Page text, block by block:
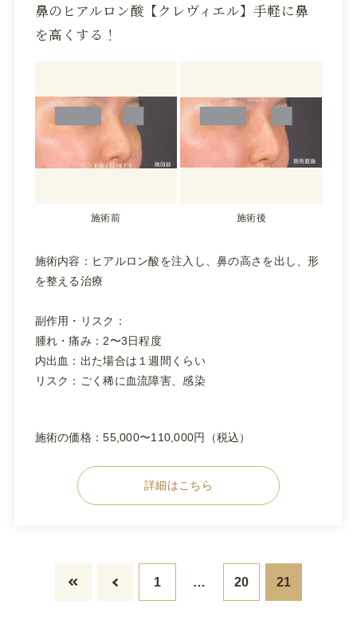
鼻のヒアルロン酸【クレヴィエル】手軽に鼻
を高くする！
施術前 施術後
施術内容：ヒアルロン酸を注入し、鼻の高さを出し、形
を整える治療
副作用・リスク：
腫れ・痛み：2〜3日程度
内出血：出た場合は１週間くらい
リスク：ごく稀に血流障害、感染
施術の価格：55,000〜110,000円（税込）
詳細はこちら
1 … 20 21